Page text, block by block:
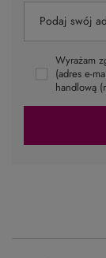
Podaj swój
Wyrażam
(adres e-
handlową